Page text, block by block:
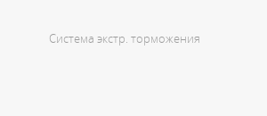
Система экстр. торможения